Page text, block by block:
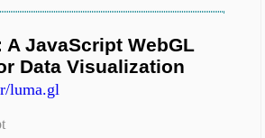
JavaScript WebGL
Data Visualization
luma.gl